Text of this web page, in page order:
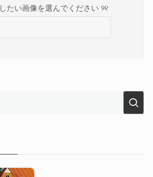
たい画像を選んでください ୨୧